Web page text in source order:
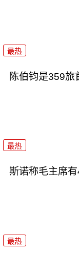
最热
陈伯钧是359旅
最热
斯诺称毛主席
最热